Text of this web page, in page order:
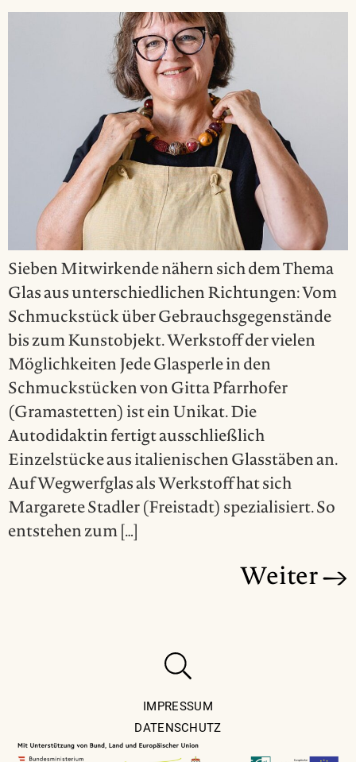
Sieben Mitwirkende nähern sich dem Thema
Glas aus unterschiedlichen Richtungen: Vom
Schmuckstück über Gebrauchsgegenstände
bis zum Kunstobjekt. Werkstoff der vielen
Möglichkeiten Jede Glasperle in den
Schmuckstücken von Gitta Pfarrhofer
(Gramastetten) ist ein Unikat. Die
Autodidaktin fertigt ausschließlich
Einzelstücke aus italienischen Glasstäben an.
Auf Wegwerfglas als Werkstoff hat sich
Margarete Stadler (Freistadt) spezialisiert. So
entstehen zum […]
Weiter→
IMPRESSUM
DATENSCHUTZ